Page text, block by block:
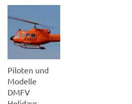
Piloten und
Modelle
DMFV